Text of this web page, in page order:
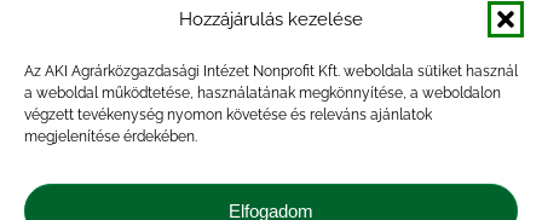
Hozzájárulás kezelése
Az AKI Agrárközgazdasági Intézet Nonprofit Kft. weboldala sütiket használ
a weboldal működtetése, használatának megkönnyítése, a weboldalon
végzett tevékenység nyomon követése és releváns ajánlatok
megjelenítése érdekében.
Elfogadom
Tudjon meg többet, kövessen minket a közösségi
médiában!